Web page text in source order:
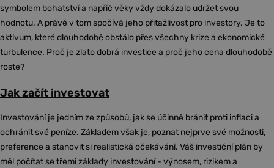
symbolem bohatství a napříč věky vždy dokázalo udržet svou
hodnotu. A právě v tom spočívá jeho přitažlivost pro investory. Je to
aktivum, které dlouhodobě obstálo přes všechny krize a ekonomické
turbulence. Proč je zlato dobrá investice a proč jeho cena dlouhodobě
roste?
Jak začít investovat
Investování je jedním ze způsobů, jak se účinně bránit proti inflaci a
ochránit své peníze. Základem však je, poznat nejprve své možnosti,
preference a stanovit si realistická očekávání. Váš investiční plán by
měl počítat se třemi základy investování - výnosem, rizikem a